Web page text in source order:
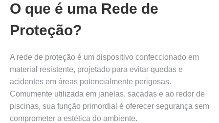
O que é uma Rede de
Proteção?
A rede de proteção é um dispositivo confeccionado em
material resistente, projetado para evitar quedas e
acidentes em áreas potencialmente perigosas.
Comumente utilizada em janelas, sacadas e ao redor de
piscinas, sua função primordial é oferecer segurança sem
comprometer a estética do ambiente.